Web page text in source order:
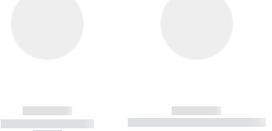
------------
----------- -----------
------------
----------- ----------- ----------